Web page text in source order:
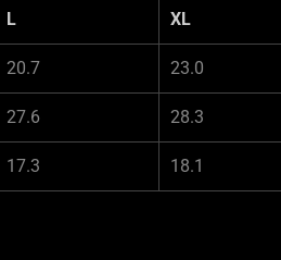
L XL
20.7 23.0
27.6 28.3
17.3 18.1